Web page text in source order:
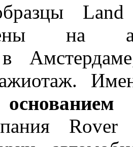
на
Rover